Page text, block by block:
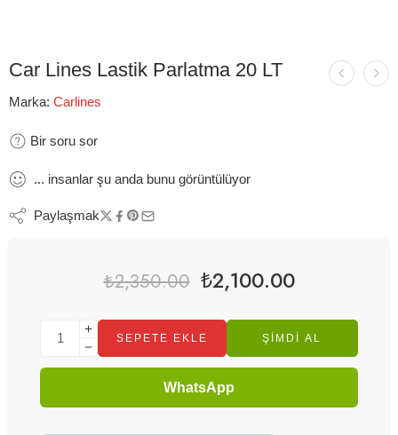
Car Lines Lastik Parlatma 20 LT
Marka: Carlines
Bir soru sor
... insanlar şu anda bunu görüntülüyor
Paylaşmak
₺2,350.00 ₺2,100.00
SEPETE EKLE ŞIMDI AL
WhatsApp